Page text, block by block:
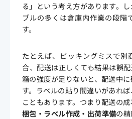
る」という考え方があります。
ブルの多くは倉庫内作業の段階
す。
たとえば、ピッキングミスで別
合、配送は正しくても結果は誤配
箱の強度が足りないと、配送中
す。ラベルの貼り間違いがあれ
こともあります。つまり配送の
梱包・ラベル作成・出荷準備の